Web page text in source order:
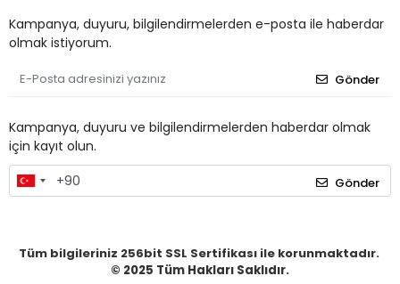
Kampanya, duyuru, bilgilendirmelerden e-posta ile haberdar
olmak istiyorum.
Gönder
Kampanya, duyuru ve bilgilendirmelerden haberdar olmak
için kayıt olun.
Gönder
Tüm bilgileriniz 256bit SSL Sertifikası ile korunmaktadır.
© 2025 Tüm Hakları Saklıdır.